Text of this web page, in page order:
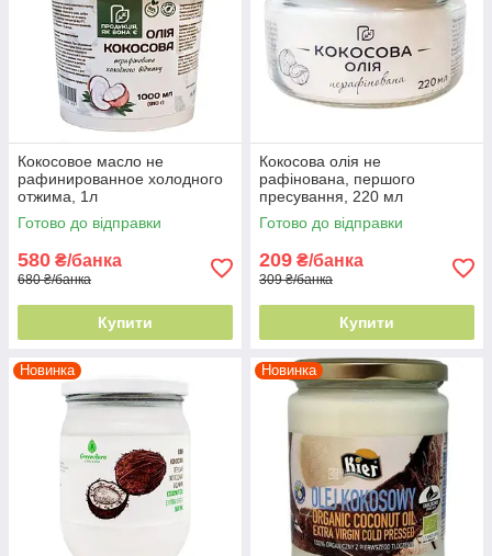
Кокосовое масло не
рафинированное холодного
отжима, 1л
Готово до відправки
580 ₴/банка
680 ₴/банка
Купити
Кокосова олія не
рафінована, першого
пресування, 220 мл
Готово до відправки
209 ₴/банка
309 ₴/банка
Купити
Новинка Новинка